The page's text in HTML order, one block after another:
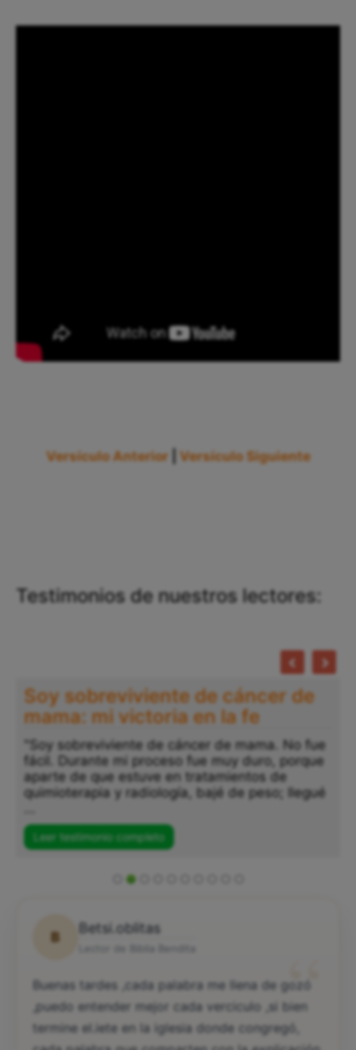
Versículo Anterior Versículo Siguiente
Testimonios de nuestros lectores:
Soy sobreviviente de cáncer de
mama: mi victoria en la fe
"Soy sobreviviente de cáncer de mama. No fue
fácil. Durante mi proceso fue muy duro, porque
aparte de que estuve en tratamientos de
quimioterapia y radiología, bajé de peso; llegué
Leer testimonio completo
B
Betsi.oblitas
“
Buenas tardes ,cada palabra me llena de gozó
,puedo entender mejor cada verciculo ,si bien
termine el.iete en la iglesia donde congregó,